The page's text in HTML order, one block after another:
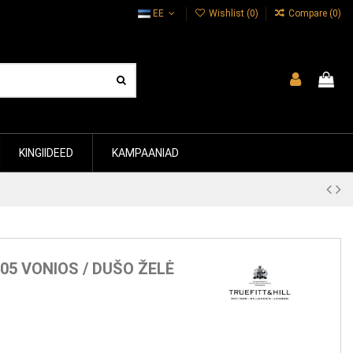
EE Wishlist (0) Compare (0)
KINGIIDEED KAMPAANIAD
VONIOS / DUŠO ŽELĖ